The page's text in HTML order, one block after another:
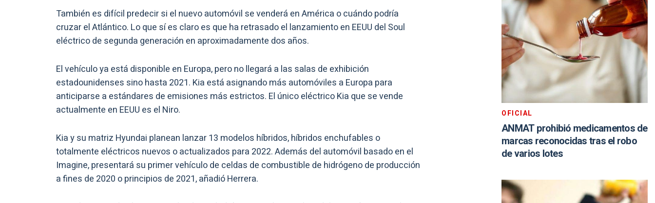
También es difícil predecir si el nuevo automóvil se venderá en América o cuándo podría
cruzar el Atlántico. Lo que sí es claro es que ha retrasado el lanzamiento en EEUU del Soul
eléctrico de segunda generación en aproximadamente dos años.
El vehículo ya está disponible en Europa, pero no llegará a las salas de exhibición
estadounidenses sino hasta 2021. Kia está asignando más automóviles a Europa para
anticiparse a estándares de emisiones más estrictos. El único eléctrico Kia que se vende
actualmente en EEUU es el Niro.
Kia y su matriz Hyundai planean lanzar 13 modelos híbridos, híbridos enchufables o
totalmente eléctricos nuevos o actualizados para 2022. Además del automóvil basado en el
Imagine, presentará su primer vehículo de celdas de combustible de hidrógeno de producción
a fines de 2020 o principios de 2021, añadió Herrera.
OFICIAL
ANMAT prohibió medicamentos de
marcas reconocidas tras el robo
de varios lotes